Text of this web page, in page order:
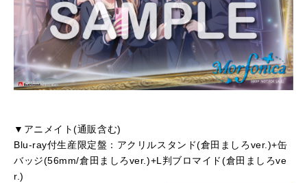
▼アニメイト(通販含む)
Blu-ray付生産限定盤：アクリルスタンド(倉田ましろver.)+缶
バッジ(56mm/倉田ましろver.)+L判ブロマイド(倉田ましろve
r.)